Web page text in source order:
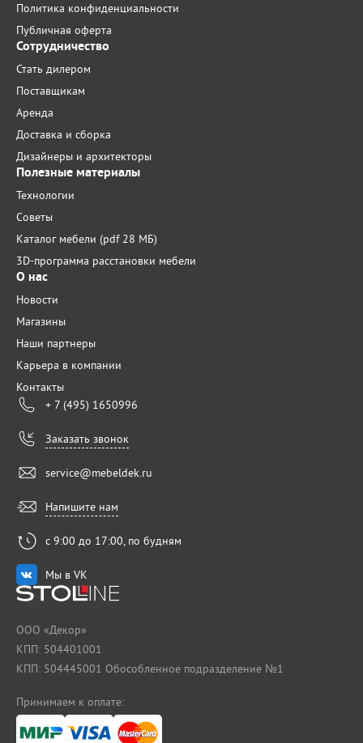
Политика конфиденциальности
Публичная оферта
Сотрудничество
Стать дилером
Поставщикам
Аренда
Доставка и сборка
Дизайнеры и архитекторы
Полезные материалы
Технологии
Советы
Каталог мебели (pdf 28 МБ)
3D-программа расстановки мебели
О нас
Новости
Магазины
Наши партнеры
Карьера в компании
Контакты
+ 7 (495) 1650996
Заказать звонок
service@mebeldek.ru
Напишите нам
с 9:00 до 17:00, по будням
Мы в VK
ООО «Декор»
КПП: 504401001
КПП: 504445001 Обособленное подразделение №1
Принимаем к оплате: